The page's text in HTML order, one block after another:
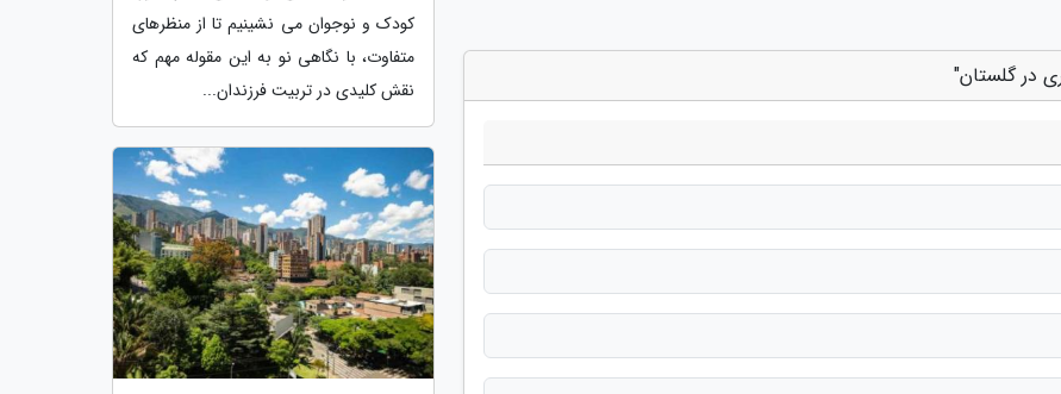
کودک و نوجوان می نشینیم تا از منظرهای
متفاوت، با نگاهی نو به این مقوله مهم که
نقش کلیدی در تربیت فرزندان...